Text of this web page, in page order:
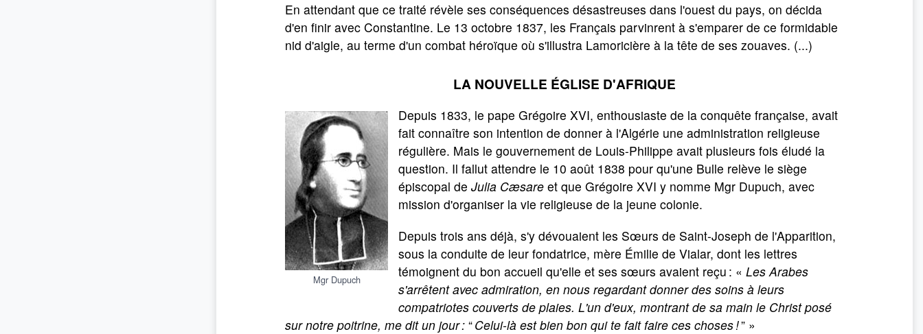
En attendant que ce traité révèle ses conséquences désastreuses dans l'ouest du pays, on décida
d'en finir avec Constantine. Le 13 octobre 1837, les Français parvinrent à s'emparer de ce formidable
nid d'aigle, au terme d'un combat héroïque où s'illustra Lamoricière à la tête de ses zouaves. (...)
LA NOUVELLE ÉGLISE D'AFRIQUE
Mgr Dupuch
Depuis 1833, le pape Grégoire XVI, enthousiaste de la conquête française, avait
fait connaître son intention de donner à l'Algérie une administration religieuse
régulière. Mais le gouvernement de Louis-Philippe avait plusieurs fois éludé la
question. Il fallut attendre le 10 août 1838 pour qu'une Bulle relève le siège
épiscopal de Julia Cæsare et que Grégoire XVI y nomme Mgr Dupuch, avec
mission d'organiser la vie religieuse de la jeune colonie.
Depuis trois ans déjà, s'y dévouaient les Sœurs de Saint-Joseph de l'Apparition,
sous la conduite de leur fondatrice, mère Émilie de Vialar, dont les lettres
témoignent du bon accueil qu'elle et ses sœurs avaient reçu : « Les Arabes
s'arrêtent avec admiration, en nous regardant donner des soins à leurs
compatriotes couverts de plaies. L'un d'eux, montrant de sa main le Christ posé
sur notre poitrine, me dit un jour : “Celui-là est bien bon qui te fait faire ces choses !” »